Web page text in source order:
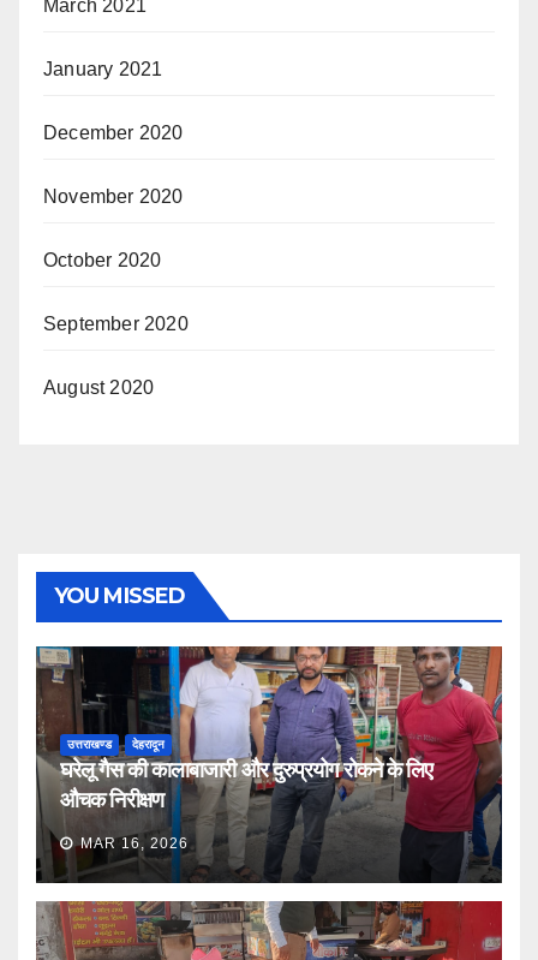
March 2021
January 2021
December 2020
November 2020
October 2020
September 2020
August 2020
YOU MISSED
उत्तराखण्ड देहरादून
घरेलू गैस की कालाबाजारी और दुरुप्रयोग रोकने के लिए
औचक निरीक्षण
MAR 16, 2026